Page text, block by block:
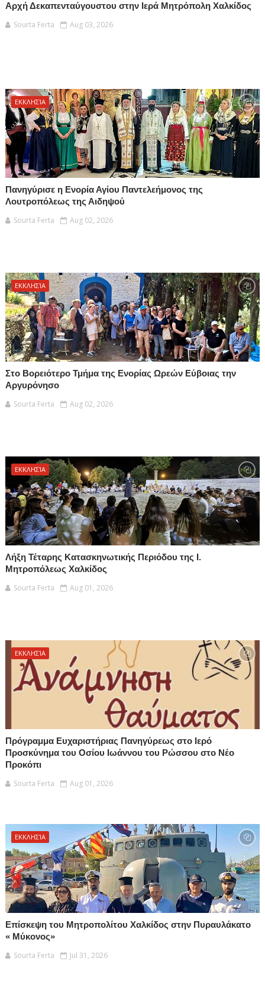
Αρχή Δεκαπενταύγουστου στην Ιερά Μητρόπολη Χαλκίδος
Sourta Ferta
Aug 03, 2026
ΕΚΚΛΗΣΊΑ
Πανηγύρισε η Ενορία Αγίου Παντελεήμονος της
Λουτροπόλεως της Αιδηψού
Sourta Ferta
Aug 02, 2026
ΕΚΚΛΗΣΊΑ
Στο Βορειότερο Τμήμα της Ενορίας Ωρεών Εύβοιας την
Αργυρόνησο
Sourta Ferta
Aug 02, 2026
ΕΚΚΛΗΣΊΑ
Λήξη Τέταρης Κατασκηνωτικής Περιόδου της Ι.
Μητροπόλεως Χαλκίδος
Sourta Ferta
Aug 01, 2026
ΕΚΚΛΗΣΊΑ
Πρόγραμμα Ευχαριστήριας Πανηγύρεως στο Ιερό
Προσκύνημα του Οσίου Ιωάννου του Ρώσσου στο Νέο
Προκόπι
Sourta Ferta
Aug 01, 2026
ΕΚΚΛΗΣΊΑ
Επίσκεψη του Μητροπολίτου Χαλκίδος στην Πυραυλάκατο
« Μύκονος»
Sourta Ferta
Jul 31, 2026